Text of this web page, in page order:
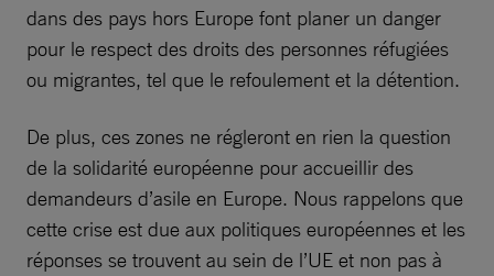
dans des pays hors Europe font planer un danger
pour le respect des droits des personnes réfugiées
ou migrantes, tel que le refoulement et la détention.
De plus, ces zones ne régleront en rien la question
de la solidarité européenne pour accueillir des
demandeurs d’asile en Europe. Nous rappelons que
cette crise est due aux politiques européennes et les
réponses se trouvent au sein de l’UE et non pas à